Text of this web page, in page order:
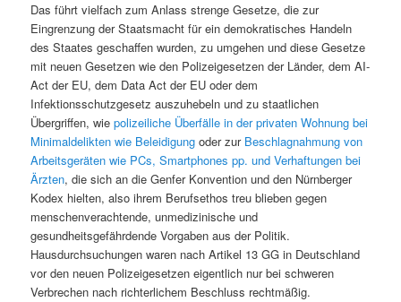
Das führt vielfach zum Anlass strenge Gesetze, die zur
Eingrenzung der Staatsmacht für ein demokratisches Handeln
des Staates geschaffen wurden, zu umgehen und diese Gesetze
mit neuen Gesetzen wie den Polizeigesetzen der Länder, dem AI-
Act der EU, dem Data Act der EU oder dem
Infektionsschutzgesetz auszuhebeln und zu staatlichen
Übergriffen, wiepolizeiliche Überfälle in der privaten Wohnung bei
Minimaldelikten wie Beleidigung oder zur Beschlagnahmung von
Arbeitsgeräten wie PCs, Smartphones pp. und Verhaftungen bei
Ärzten, die sich an die Genfer Konvention und den Nürnberger
Kodex hielten, also ihrem Berufsethos treu blieben gegen
menschenverachtende, unmedizinische und
gesundheitsgefährdende Vorgaben aus der Politik.
Hausdurchsuchungen waren nach Artikel 13 GG in Deutschland
vor den neuen Polizeigesetzen eigentlich nur bei schweren
Verbrechen nach richterlichem Beschluss rechtmäßig.